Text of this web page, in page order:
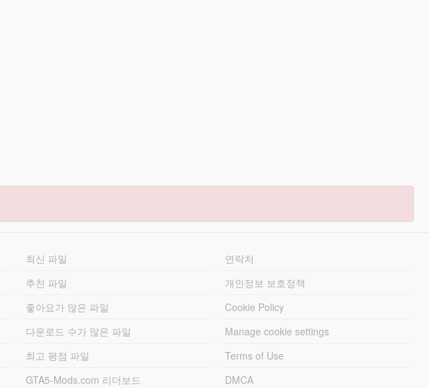
최신 파일
추천 파일
좋아요가 많은 파일
다운로드 수가 많은 파일
최고 평점 파일
GTA5-Mods.com 리더보드
연락처
개인정보 보호정책
Cookie Policy
Manage cookie settings
Terms of Use
DMCA